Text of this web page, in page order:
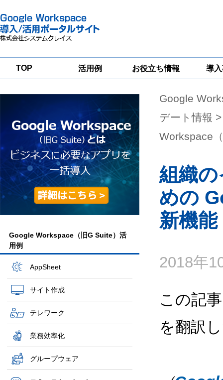
TOP 活用例 お役立ち情報
一
導
グループウェア
移行支援
Google
Workspace
セキュリティ
対策サービス
Google Workspace（旧G Suite）活
用例
AppSheet
サイト作成
テレワーク
業務効率化
グループウェア
Google
デート情報
Workspace
組織
めの
新機能
2018年
この記
を翻訳